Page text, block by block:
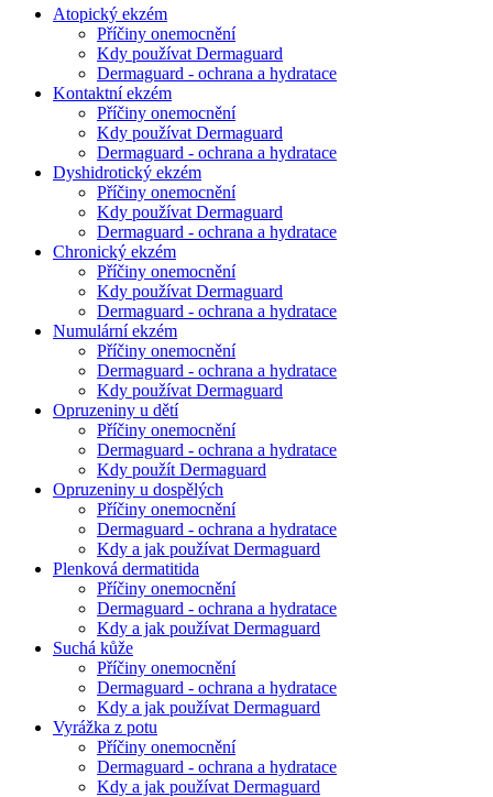
Atopický ekzém
Příčiny onemocnění
Kdy používat Dermaguard
Dermaguard - ochrana a hydratace
Kontaktní ekzém
Příčiny onemocnění
Kdy používat Dermaguard
Dermaguard - ochrana a hydratace
Dyshidrotický ekzém
Příčiny onemocnění
Kdy používat Dermaguard
Dermaguard - ochrana a hydratace
Chronický ekzém
Příčiny onemocnění
Kdy používat Dermaguard
Dermaguard - ochrana a hydratace
Numulární ekzém
Příčiny onemocnění
Dermaguard - ochrana a hydratace
Kdy používat Dermaguard
Opruzeniny u dětí
Příčiny onemocnění
Dermaguard - ochrana a hydratace
Kdy použít Dermaguard
Opruzeniny u dospělých
Příčiny onemocnění
Dermaguard - ochrana a hydratace
Kdy a jak používat Dermaguard
Plenková dermatitida
Příčiny onemocnění
Dermaguard - ochrana a hydratace
Kdy a jak používat Dermaguard
Suchá kůže
Příčiny onemocnění
Dermaguard - ochrana a hydratace
Kdy a jak používat Dermaguard
Vyrážka z potu
Příčiny onemocnění
Dermaguard - ochrana a hydratace
Kdy a jak používat Dermaguard